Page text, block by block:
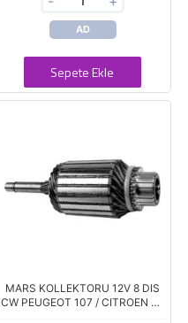
AD
Sepete Ekle
MARS KOLLEKTORU 12V 8 DIS
CW PEUGEOT 107 / CITROEN C1